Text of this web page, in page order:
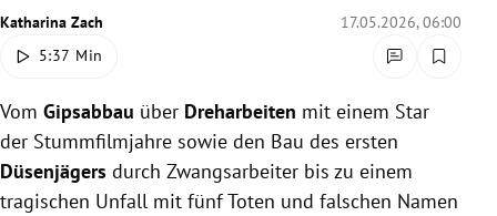
Katharina Zach
17.05.2026, 06:00
5:37 Min
Vom Gipsabbau über Dreharbeiten mit einem Star
der Stummfilmjahre sowie den Bau des ersten
Düsenjägers durch Zwangsarbeiter bis zu einem
tragischen Unfall mit fünf Toten und falschen Namen